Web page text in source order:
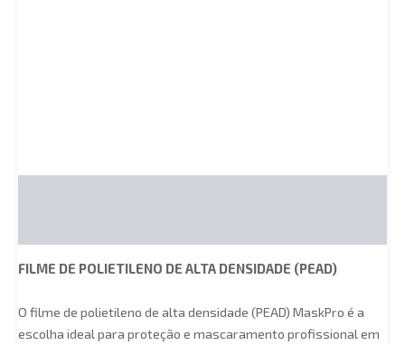
FILME DE POLIETILENO DE ALTA DENSIDADE (PEAD)
O filme de polietileno de alta densidade (PEAD) MaskPro é a
escolha ideal para proteção e mascaramento profissional em